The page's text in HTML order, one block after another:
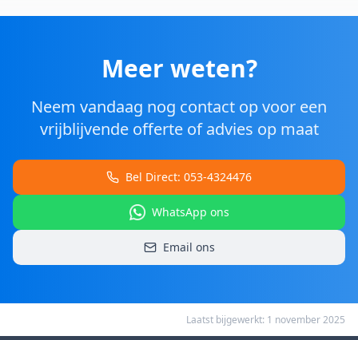
Meer weten?
Neem vandaag nog contact op voor een
vrijblijvende offerte of advies op maat
Bel Direct: 053-4324476
WhatsApp ons
Email ons
Laatst bijgewerkt: 1 november 2025